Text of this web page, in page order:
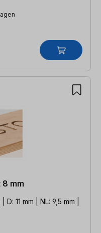
mm
11 mm | NL: 9,5 mm |